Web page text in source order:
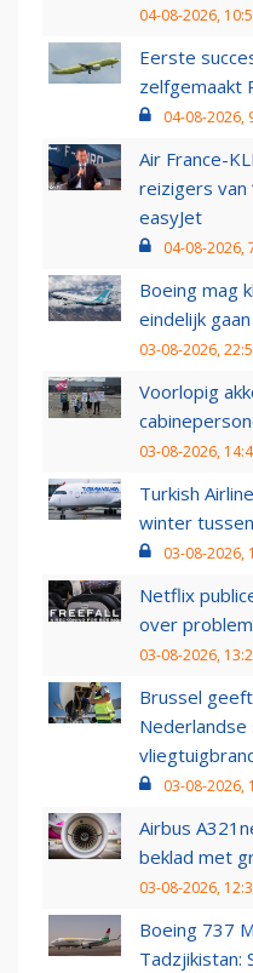
04-08-2026,
Eerste
zelfgemaakt
04-08-2026,
Air France-
reizigers van
easyJet
04-08-2026,
Boeing mag
eindelijk
03-08-2026,
Voorlopig
03-08-2026,
Turkish
winter
03-08-2026,
Netflix
over
03-08-2026,
Brussel
Nederlandse
03-08-2026,
Airbus
beklad met
03-08-2026,
Boeing 737
Tadzjikistan: